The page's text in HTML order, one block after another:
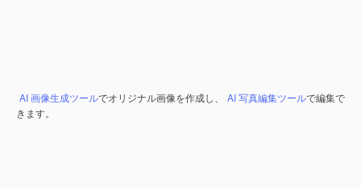
AI 画像生成ツールでオリジナル画像を作成し、 AI 写真編集ツールで編集で
きます。